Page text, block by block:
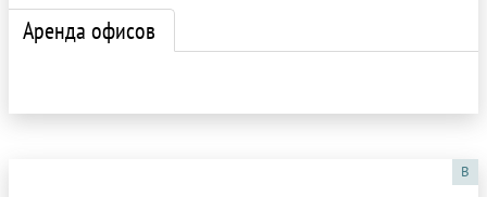
Аренда офисов
B